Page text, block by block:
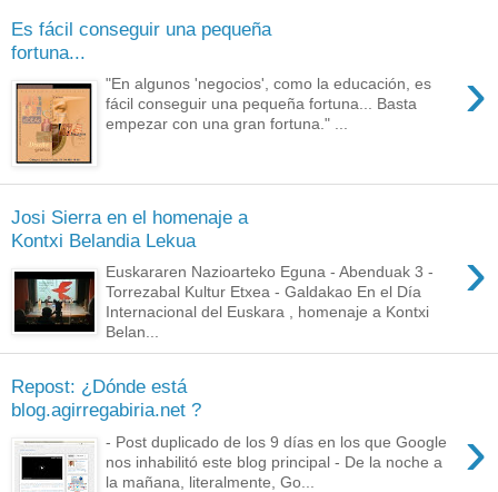
Es fácil conseguir una pequeña
fortuna...
›
"En algunos 'negocios', como la educación, es
fácil conseguir una pequeña fortuna... Basta
empezar con una gran fortuna." ...
Josi Sierra en el homenaje a
Kontxi Belandia Lekua
›
Euskararen Nazioarteko Eguna - Abenduak 3 -
Torrezabal Kultur Etxea - Galdakao En el Día
Internacional del Euskara , homenaje a Kontxi
Belan...
Repost: ¿Dónde está
blog.agirregabiria.net ?
›
- Post duplicado de los 9 días en los que Google
nos inhabilitó este blog principal - De la noche a
la mañana, literalmente, Go...